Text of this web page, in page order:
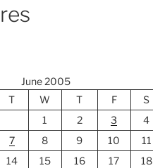
June 2005
T
W T F
S
1
2 3
4
7
8 9 10
11
14
15 16 17
18